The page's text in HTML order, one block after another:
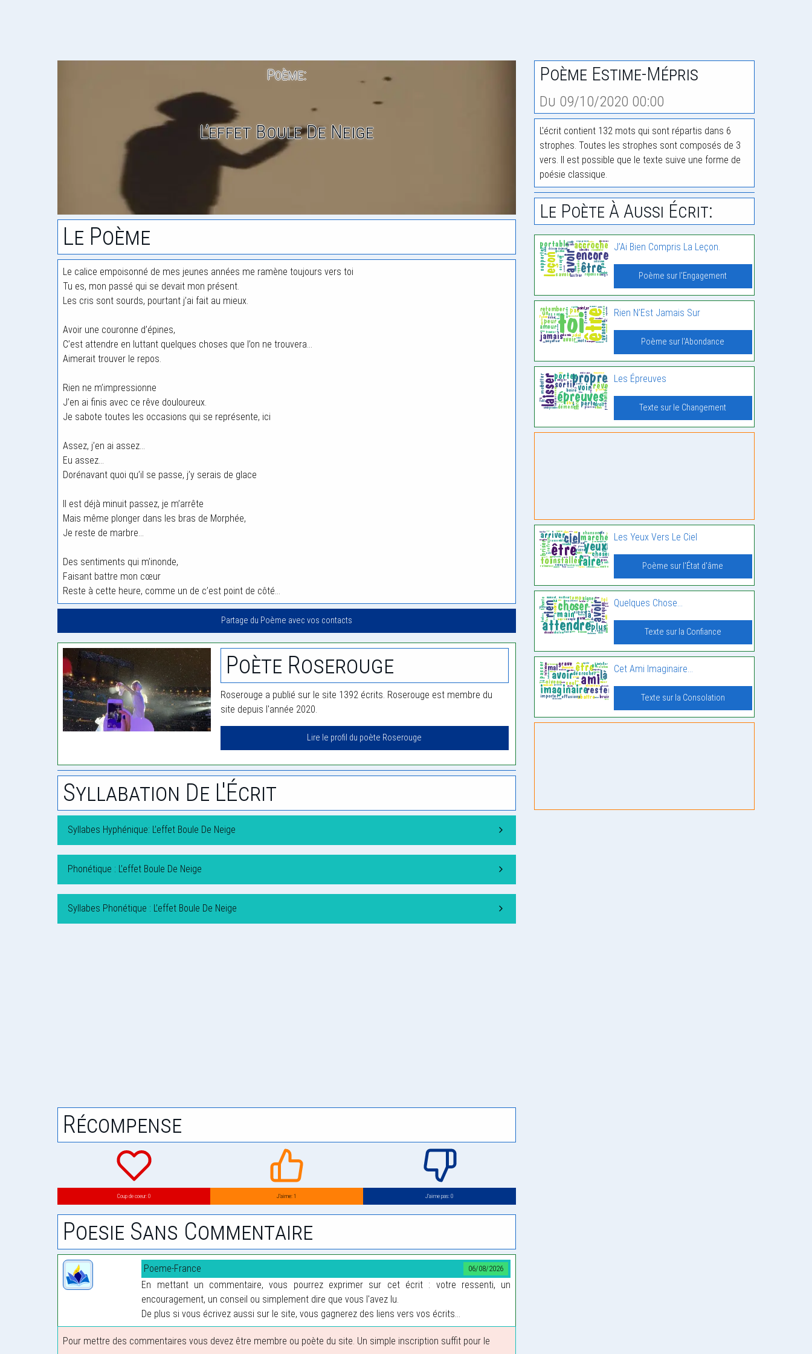
Poème:
L’effet Boule De Neige
Le Poème
Le calice empoisonné de mes jeunes années me ramène toujours vers toi
Tu es, mon passé qui se devait mon présent.
Les cris sont sourds, pourtant j’ai fait au mieux.
Avoir une couronne d’épines,
C’est attendre en luttant quelques choses que l’on ne trouvera…
Aimerait trouver le repos.
Rien ne m’impressionne
J’en ai finis avec ce rêve douloureux.
Je sabote toutes les occasions qui se représente, ici
Assez, j’en ai assez…
Eu assez…
Dorénavant quoi qu’il se passe, j’y serais de glace
Il est déjà minuit passez, je m’arrête
Mais même plonger dans les bras de Morphée,
Je reste de marbre…
Des sentiments qui m’inonde,
Faisant battre mon cœur
Reste à cette heure, comme un de c’est point de côté…
Partage du Poème avec vos contacts
Poète Roserouge
Roserouge a publié sur le site 1392 écrits. Roserouge est membre du
site depuis l'année 2020.
Lire le profil du poète Roserouge
Syllabation De L'Écrit
Syllabes Hyphénique: L’effet Boule De Neige
Phonétique : L’effet Boule De Neige
Syllabes Phonétique : L’effet Boule De Neige
Récompense
Coup de coeur: 0 J’aime: 1 J’aime pas: 0
Poesie Sans Commentaire
06/08/2026
Poeme-France
En mettant un commentaire, vous pourrez exprimer sur cet écrit : votre ressenti, un
encouragement, un conseil ou simplement dire que vous l'avez lu.
De plus si vous écrivez aussi sur le site, vous gagnerez des liens vers vos écrits...
Pour mettre des commentaires vous devez être membre ou poète du site. Un simple inscription suffit pour le
Poème Estime-Mépris
Du 09/10/2020 00:00
L'écrit contient 132 mots qui sont répartis dans 6
strophes. Toutes les strophes sont composés de 3
vers. Il est possible que le texte suive une forme de
poésie classique.
Le Poète À Aussi Écrit:
J’Ai Bien Compris La Leçon.
Poème sur l'Engagement
Rien N’Est Jamais Sur
Poème sur l'Abondance
Les Épreuves
Texte sur le Changement
Les Yeux Vers Le Ciel
Poème sur l'État d'âme
Quelques Chose…
Texte sur la Confiance
Cet Ami Imaginaire…
Texte sur la Consolation